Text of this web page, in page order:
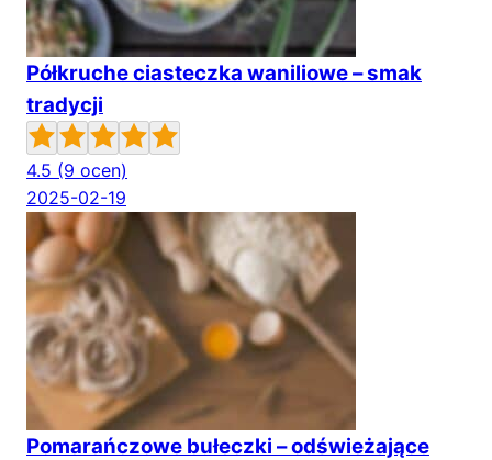
Półkruche ciasteczka waniliowe – smak
tradycji
4.5 (9 ocen)
2025-02-19
Pomarańczowe bułeczki – odświeżające